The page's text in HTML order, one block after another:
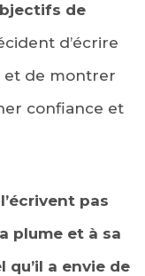
de
d’écrire
et de montrer
confiance et
pas
plume et à sa
a envie de